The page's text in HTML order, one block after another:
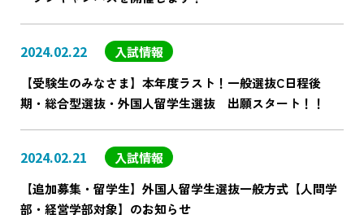
2024.02.22
入試情報
【受験生のみなさま】本年度ラスト！一般選抜C日程後
期・総合型選抜・外国人留学生選抜 出願スタート！！
2024.02.21
入試情報
【追加募集・留学生】外国人留学生選抜一般方式【人間学
部・経営学部対象】のお知らせ